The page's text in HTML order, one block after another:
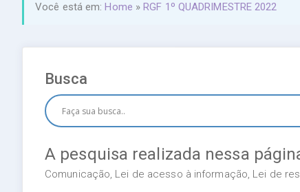
Você está em:Home »RGF 1º QUADRIMESTRE 2022
Busca
A pesquisa realizada nessa
Comunicação, Lei de acesso à informação, Lei de